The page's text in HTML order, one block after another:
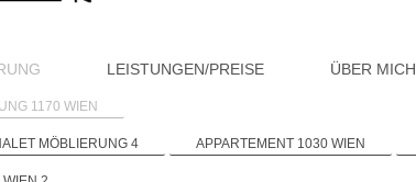
LEISTUNGEN/PREISE ÜBER MICH
1170 WIEN
MÖBLIERUNG 4 APPARTEMENT 1030 WIEN